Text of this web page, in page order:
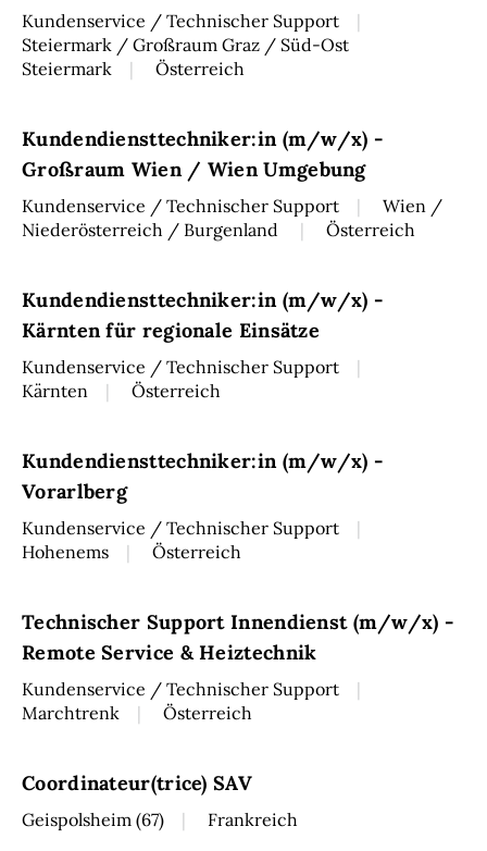
Kundenservice / Technischer Support
Steiermark / Großraum Graz / Süd-Ost
Steiermark
Österreich
Kundendiensttechniker:in (m/w/x) -
Großraum Wien / Wien Umgebung
Kundenservice / Technischer Support
Wien /
Niederösterreich / Burgenland
Österreich
Kundendiensttechniker:in (m/w/x) -
Kärnten für regionale Einsätze
Kundenservice / Technischer Support
Kärnten
Österreich
Kundendiensttechniker:in (m/w/x) -
Vorarlberg
Kundenservice / Technischer Support
Hohenems
Österreich
Technischer Support Innendienst (m/w/x) -
Remote Service & Heiztechnik
Kundenservice / Technischer Support
Marchtrenk
Österreich
Coordinateur(trice) SAV
Geispolsheim (67) Frankreich